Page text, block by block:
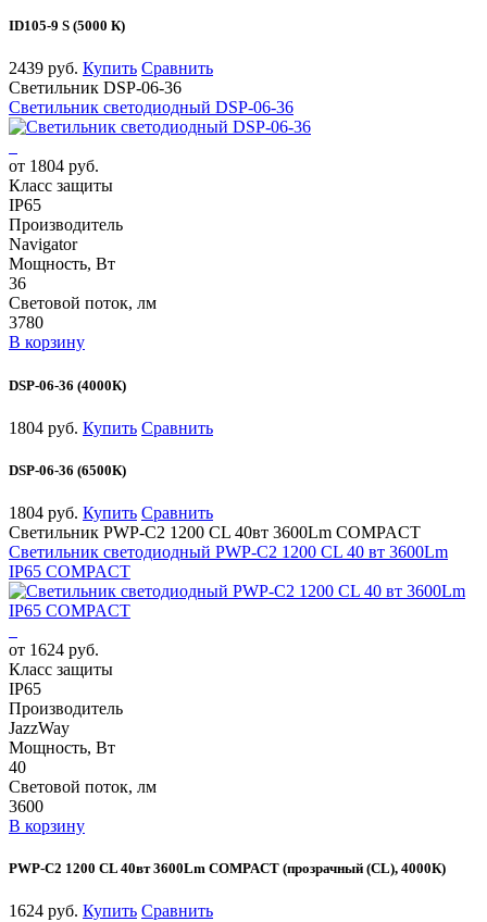
ID105-9 S (5000 К)
2439 руб. Купить Сравнить
Светильник DSP-06-36
Светильник светодиодный DSP-06-36
от 1804 руб.
Класс защиты
IP65
Производитель
Navigator
Мощность, Вт
36
Световой поток, лм
3780
В корзину
DSP-06-36 (4000К)
1804 руб. Купить Сравнить
DSP-06-36 (6500К)
1804 руб. Купить Сравнить
Светильник PWP-С2 1200 CL 40вт 3600Lm COMPACT
Светильник светодиодный PWP-С2 1200 CL 40 вт 3600Lm
IP65 COMPACT
от 1624 руб.
Класс защиты
IP65
Производитель
JazzWay
Мощность, Вт
40
Световой поток, лм
3600
В корзину
PWP-С2 1200 CL 40вт 3600Lm COMPACT (прозрачный (CL), 4000К)
1624 руб. Купить Сравнить